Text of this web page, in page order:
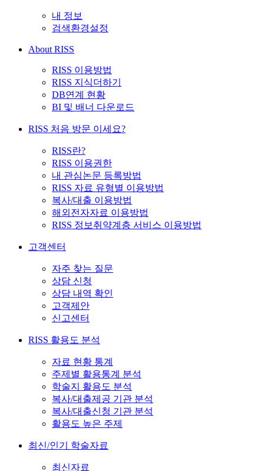
내 정보
검색환경설정
About RISS
RISS 이용방법
RISS 지식더하기
DB연계 현황
BI 및 배너 다운로드
RISS 처음 방문 이세요?
RISS란?
RISS 이용권한
내 관심논문 등록방법
RISS 자료 유형별 이용방법
복사/대출 이용방법
해외전자자료 이용방법
RISS 정보취약계층 서비스 이용방법
고객센터
자주 찾는 질문
상담 신청
상담 내역 확인
고객제안
신고센터
RISS 활용도 분석
자료 현황 통계
주제별 활용통계 분석
학술지 활용도 분석
복사/대출제공 기관 분석
복사/대출신청 기관 분석
활용도 높은 주제
최신/인기 학술자료
최신자료